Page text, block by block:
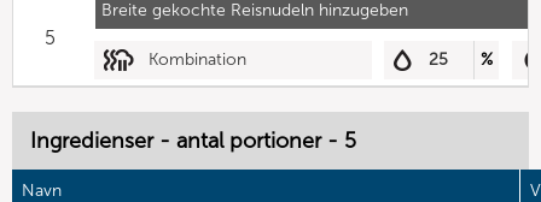
Breite gekochte Reisnudeln hinzugeben
5
Kombination 25 %
Ingredienser - antal portioner - 5
Navn